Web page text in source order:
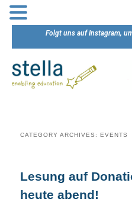
Folgt uns auf Instagram,
CATEGORY ARCHIVES:EVENTS
Lesung auf
heute abend!